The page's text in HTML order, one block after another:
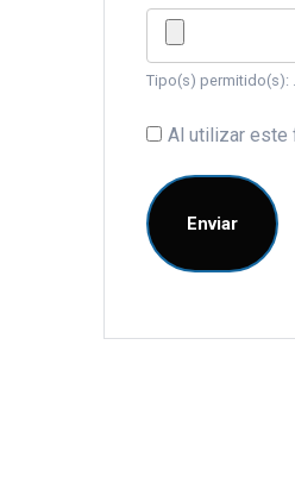
Tipo(s) permitido(s):
Al utilizar este